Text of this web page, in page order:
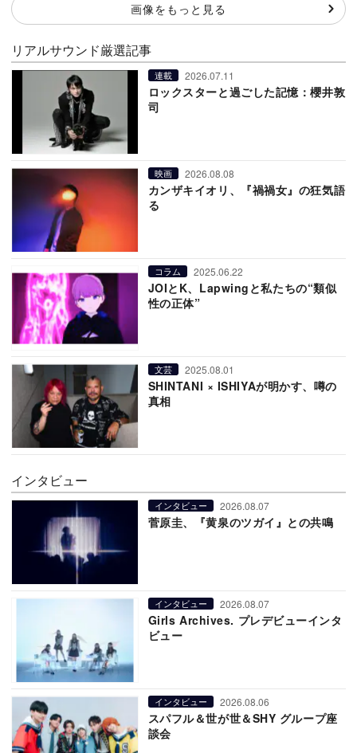
画像をもっと見る
リアルサウンド厳選記事
連載 2026.07.11
ロックスターと過ごした記憶：櫻井敦
司
映画 2026.08.08
カンザキイオリ、『禍禍女』の狂気語
る
コラム 2025.06.22
JOIとK、Lapwingと私たちの“類似
性の正体”
文芸 2025.08.01
SHINTANI × ISHIYAが明かす、噂の
真相
インタビュー
インタビュー 2026.08.07
菅原圭、『黄泉のツガイ』との共鳴
インタビュー 2026.08.07
Girls Archives. プレデビューインタ
ビュー
インタビュー 2026.08.06
スパフル＆世が世＆SHY グループ座
談会